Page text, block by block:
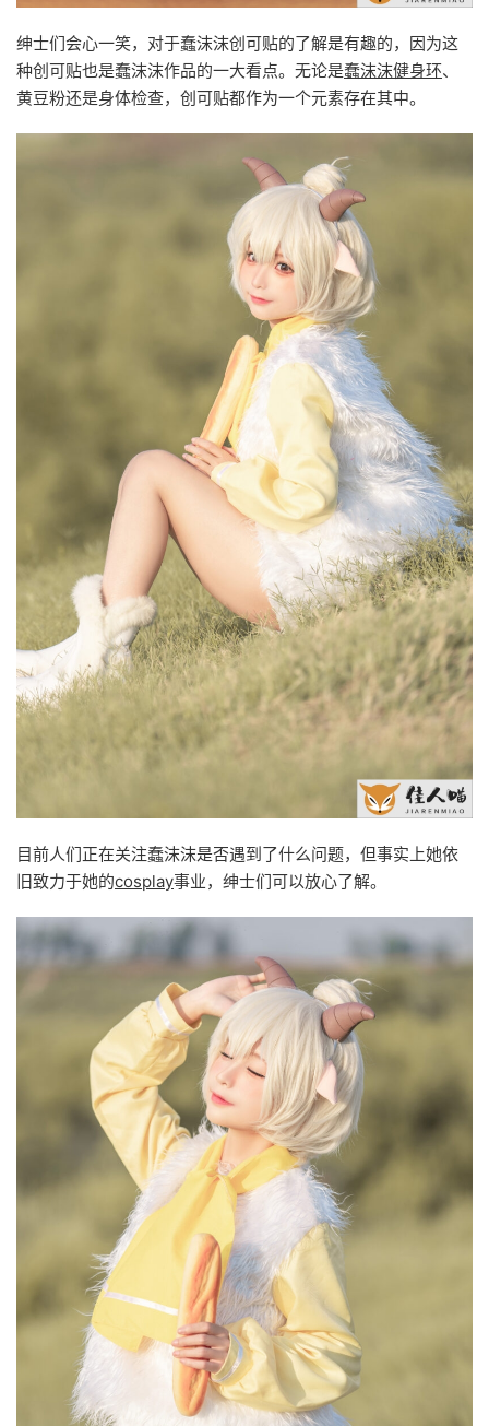
绅士们会心一笑，对于蠢沫沫创可贴的了解是有趣的，因为这
种创可贴也是蠢沫沫作品的一大看点。无论是蠢沫沫健身环、
黄豆粉还是身体检查，创可贴都作为一个元素存在其中。
目前人们正在关注蠢沫沫是否遇到了什么问题，但事实上她依
旧致力于她的cosplay事业，绅士们可以放心了解。